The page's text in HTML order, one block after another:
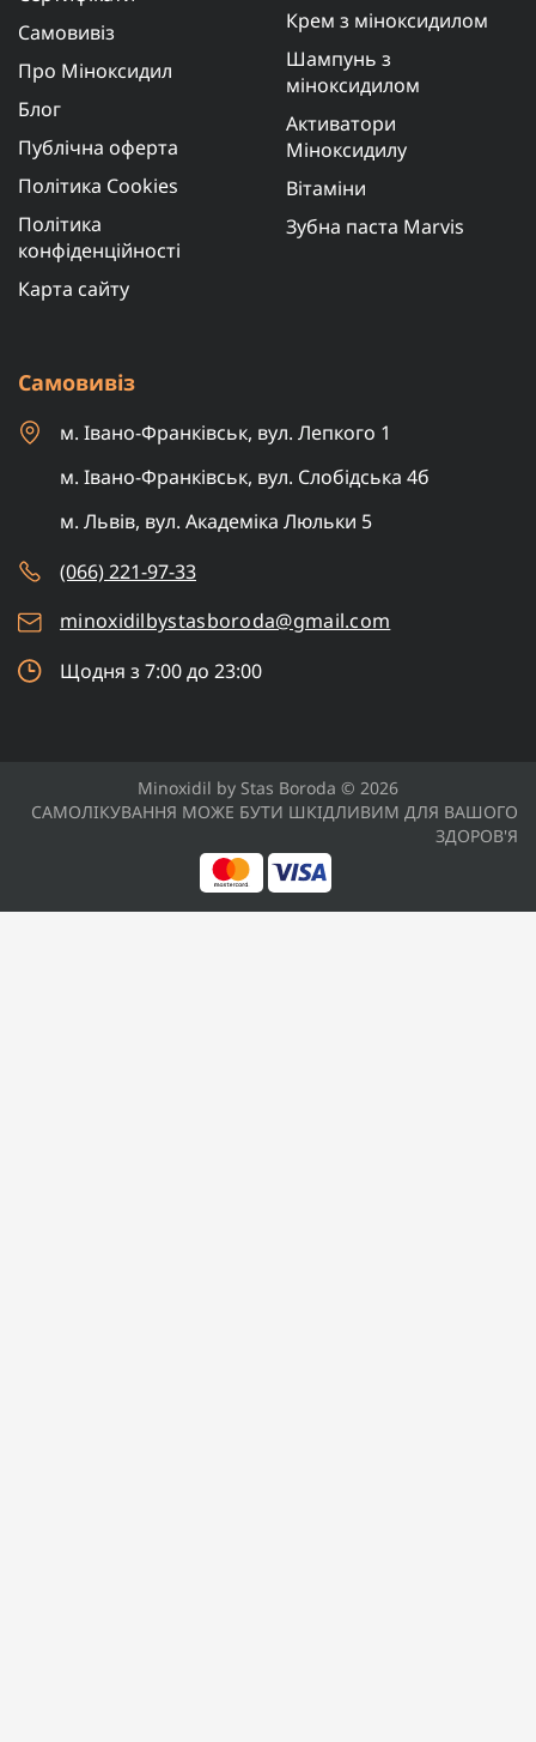
Самовивіз
Про Міноксидил
Блог
Публічна оферта
Політика Cookies
Політика
конфіденційності
Карта сайту
Крем з міноксидилом
Шампунь з
міноксидилом
Активатори
Міноксидилу
Вітаміни
Зубна паста Marvis
Самовивіз
м. Івано-Франківськ, вул. Лепкого 1
м. Івано-Франківськ, вул. Слобідська 4б
м. Львів, вул. Академіка Люльки 5
(066) 221-97-33
minoxidilbystasboroda@gmail.com
Щодня з 7:00 до 23:00
Minoxidil by Stas Boroda © 2026
САМОЛІКУВАННЯ МОЖЕ БУТИ ШКІДЛИВИМ ДЛЯ ВАШОГО
ЗДОРОВ'Я